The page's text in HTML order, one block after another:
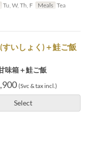
Tu, W, Th, F Meals Tea
いしょく)＋鮭ご飯
味箱＋鮭ご飯
(Svc & tax incl.)
Select